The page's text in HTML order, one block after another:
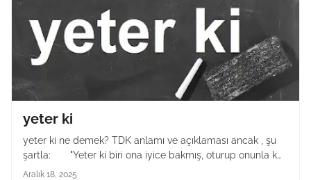
yeter ki
yeter ki ne demek? TDK anlamı ve açıklaması ancak , şu
şartla: "Yeter ki biri ona iyice bakmış, oturup onunla k…
Aralık 18, 2025